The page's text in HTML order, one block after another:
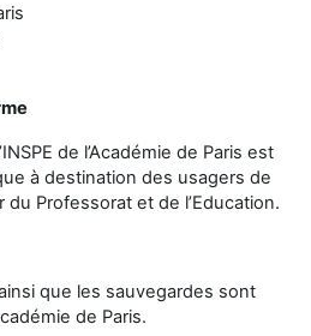
de l’Académie de Paris est
à destination des usagers de
du Professorat et de l’Education.
que les sauvegardes sont
de Paris.